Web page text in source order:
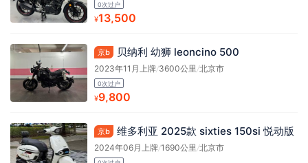
0次过户
¥13,500
京b 贝纳利 幼狮 leoncino 500
2023年11月上牌/3600公里/北京市
0次过户
¥9,800
京b 维多利亚 2025款 sixties 150si 悦动版
2024年06月上牌/1690公里/北京市